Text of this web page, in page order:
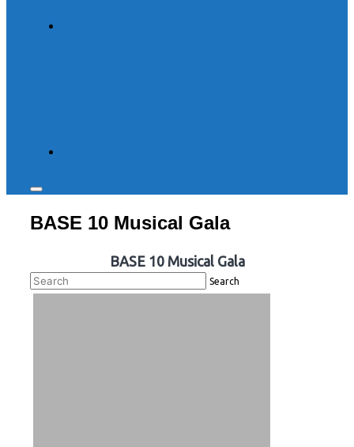
Toggle
&
navigation
BASE 10 Musical Gala
BASE 10 Musical Gala
Search